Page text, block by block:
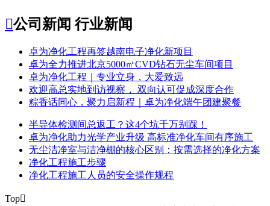
公司新闻 行业新闻
​卓为净化工程再签越南电子净化新项目
卓为全力推进北京5000㎡CVD钻石无尘车间项目
卓为净化工程｜专业立身，大爱致远
欢迎高总实地到访视察， 双向认可促成深度合作
粽香话同心，聚力启新程｜卓为净化端午团建聚餐
半导体检测间总返工？这4个坑千万别踩！
卓为净化助力光学产业升级 高标准净化车间有序施工
无尘洁净室与洁净棚的核心区别：按需选择的净化方案
净化工程施工步骤
净化工程施工人员的安全操作规程
Top